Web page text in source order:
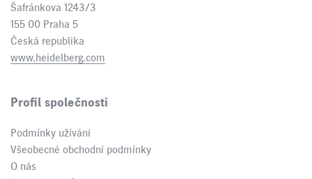
Šafránkova 1243/3
155 00 Praha 5
Česká republika
www.heidelberg.com
Profil společnosti
Podmínky užívání
Všeobecné obchodní podmínky
O nás